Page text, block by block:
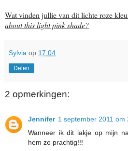
Wat vinden jullie van dit lichte roze
about this light pink shade?
Sylvia op 17:04
Delen
2 opmerkingen:
Jennifer 1 september 2011 om
Wanneer ik dit lakje op mijn
hem zo prachtig!!!